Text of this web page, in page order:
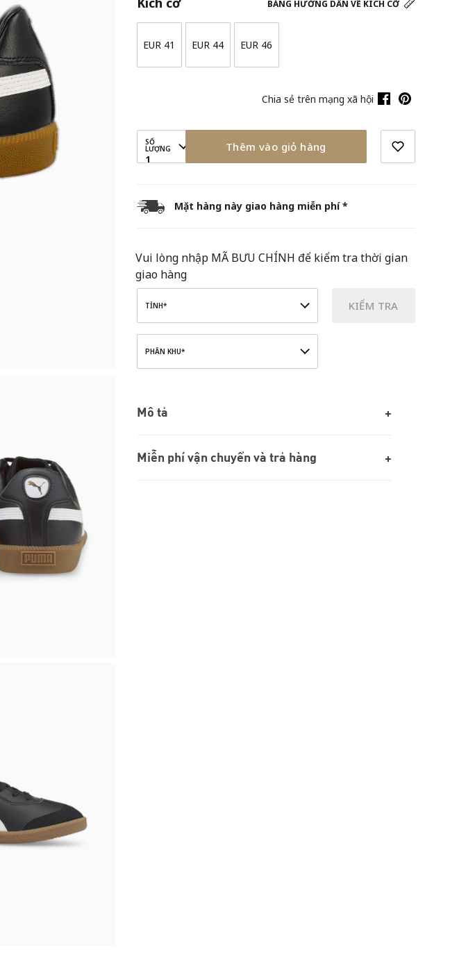
BẢNG HƯỚNG DẪN VỀ KÍCH CỠ
EUR 41 EUR 44 EUR 46
Chia sẻ trên mạng xã hội
SỐ
LƯỢNG
1
Thêm vào giỏ hàng
Mặt hàng này giao hàng miễn phí *
Vui lòng nhập MÃ BƯU CHÍNH để kiểm tra thời gian
giao hàng
TỈNH*
PHÂN KHU*
KIỂM TRA
Mô tả
Miễn phí vận chuyển và trả hàng